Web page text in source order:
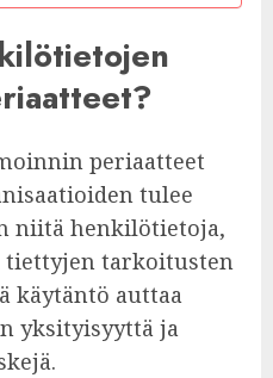
periaatteet
tulee
niitä henkilötietoja,
tiettyjen tarkoitusten
käytäntö auttaa
yksityisyyttä ja